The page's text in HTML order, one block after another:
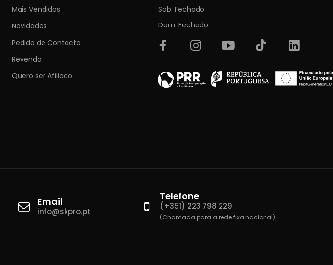
Mais Vendidos
Novidades
Pedido de Contacto
Revenda
Quero ser Afiliado
Sab: Fechado
Dom: Fechado
Email
info@skpro.pt
Telefone
(+351) 223 798 229
(Chamada para a rede fixa nacional)